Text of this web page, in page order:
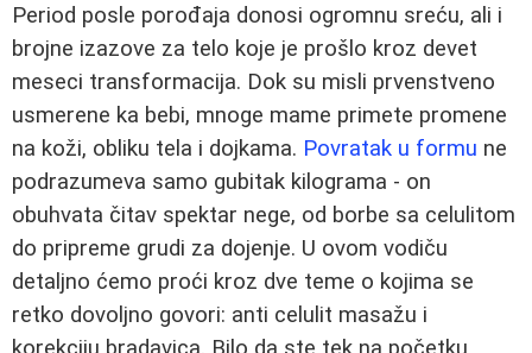
Period posle porođaja donosi ogromnu sreću, ali i
brojne izazove za telo koje je prošlo kroz devet
meseci transformacija. Dok su misli prvenstveno
usmerene ka bebi, mnoge mame primete promene
na koži, obliku tela i dojkama. Povratak u formu ne
podrazumeva samo gubitak kilograma - on
obuhvata čitav spektar nege, od borbe sa celulitom
do pripreme grudi za dojenje. U ovom vodiču
detaljno ćemo proći kroz dve teme o kojima se
retko dovoljno govori: anti celulit masažu i